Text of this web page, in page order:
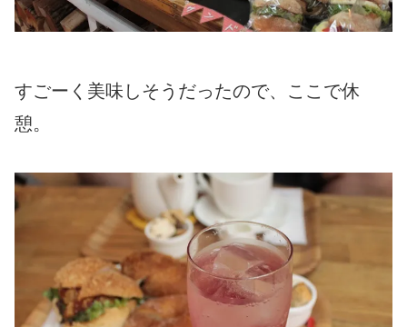
すごーく美味しそうだったので、ここで休
憩。